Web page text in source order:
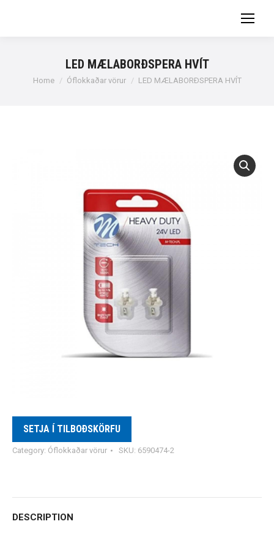
LED MÆLABORÐSPERA HVÍT
You are here:
Home Óflokkaðar vörur LED MÆLABORÐSPERA HVÍT
SETJA Í TILBOÐSKÖRFU
Category: Óflokkaðar vörur SKU: 6590474-2
DESCRIPTION